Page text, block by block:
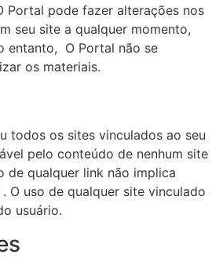
Portal pode fazer alterações nos
seu site a qualquer momento,
entanto, O Portal não se
os materiais.
todos os sites vinculados ao seu
pelo conteúdo de nenhum site
de qualquer link não implica
O uso de qualquer site vinculado
usuário.